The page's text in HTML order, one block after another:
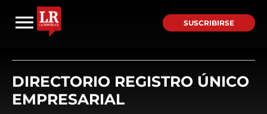
SUSCRIBIRSE
DIRECTORIO REGISTRO ÚNICO
EMPRESARIAL